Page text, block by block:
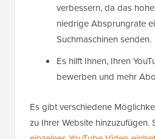
verbessern, da das
niedrige Absprungrate
Suchmaschinen senden.
Es hilft Ihnen, Ihren
bewerben und mehr
Es gibt verschiedene
zu Ihrer Website hinzuzufügen.